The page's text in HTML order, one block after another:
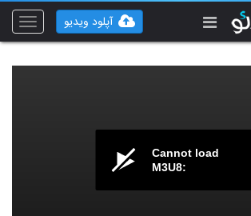
Toggle
آپلود ویدیو
Cannot load
M3U8: